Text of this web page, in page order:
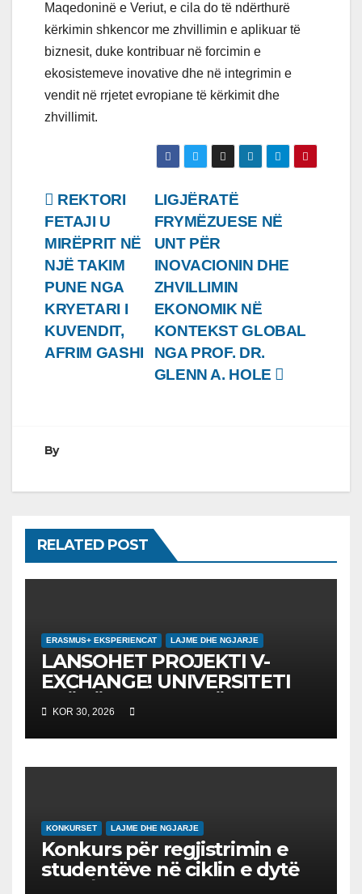
Maqedoninë e Veriut, e cila do të ndërthurë
kërkimin shkencor me zhvillimin e aplikuar të
biznesit, duke kontribuar në forcimin e
ekosistemeve inovative dhe në integrimin e
vendit në rrjetet evropiane të kërkimit dhe
zhvillimit.
Lëvizje
te
postimet
LIGJËRATË
FRYMËZUESE NË
UNT PËR
INOVACIONIN DHE
ZHVILLIMIN
EKONOMIK NË
KONTEKST GLOBAL
NGA PROF. DR.
GLENN A. HOLE
REKTORI
FETAJI U
MIRËPRIT NË
NJË TAKIM
PUNE NGA
KRYETARI I
KUVENDIT,
AFRIM GASHI
By
RELATED POST
ERASMUS+ EKSPERIENCAT LAJME DHE NGJARJE
LANSOHET PROJEKTI V-
EXCHANGE! UNIVERSITETI
“NËNË TEREZA” NË SHKUP
UDHËHEQ NISMËN
NDËRKOMBËTARE PËR
EDUKIMIN DIGJITAL DHE
KOR 30, 2026
KONKURSET LAJME DHE NGJARJE
Konkurs për regjistrimin e
studentëve në ciklin e dytë